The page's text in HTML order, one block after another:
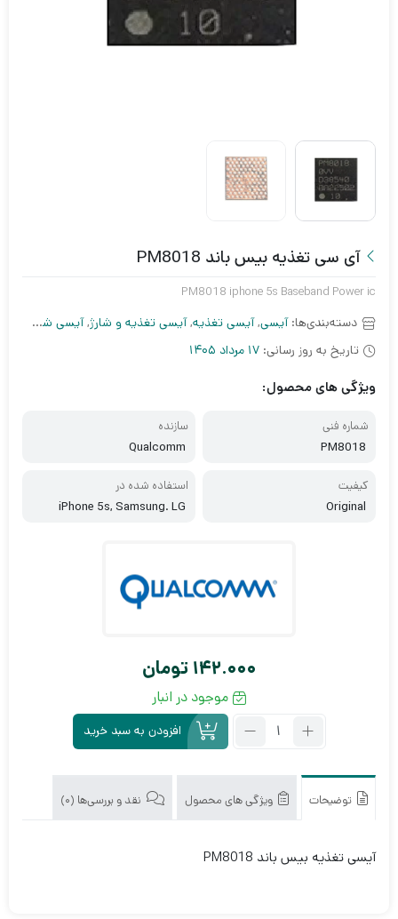
آی سی تغذیه بیس باند PM8018
PM8018 iphone 5s Baseband Power ic
دسته‌بندی‌ها:آیسی,آیسی تغذیه,آیسی تغذیه و شارژ,آیسی شارژ و تغذیه
تاریخ به روز رسانی: 17 مرداد 1405
ویژگی های محصول:
شماره فنی
PM8018
سازنده
Qualcomm
کیفیت
Original
استفاده شده در
iPhone 5s, Samsung. LG
142.000 تومان
موجود در انبار
تعداد:
بیس
افزودن به سبد خرید
توضیحات ویژگی های محصول نقد و بررسی‌ها (0)
آیسی تغذیه بیس باند PM8018